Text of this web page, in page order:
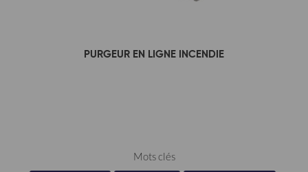
PURGEUR EN LIGNE INCENDIE
Mots clés